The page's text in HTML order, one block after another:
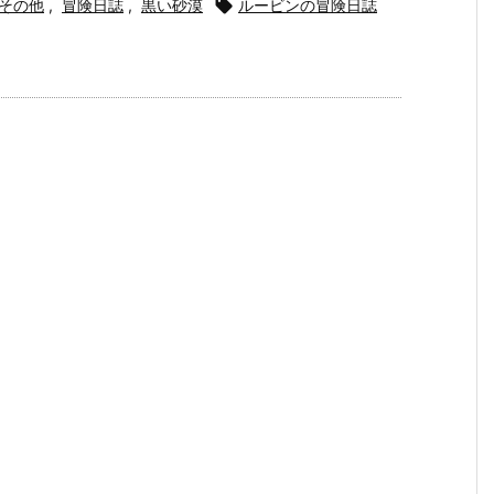
その他 , 冒険日誌 , 黒い砂漠  ルービンの冒険日誌